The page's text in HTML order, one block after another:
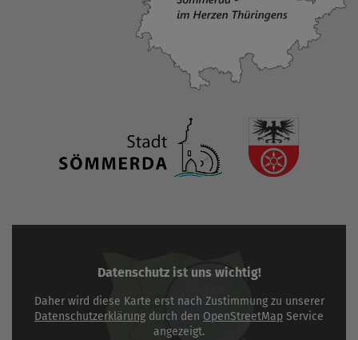
Datenschutz ist uns wichtig!
Daher wird diese Karte erst nach Zustimmung zu unserer
Datenschutzerklärung durch den OpenStreetMap Service
angezeigt.